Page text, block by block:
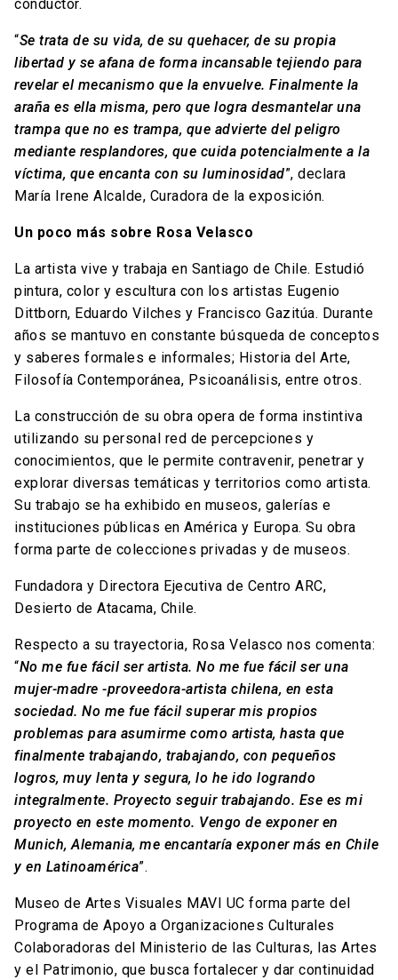
conductor.
“Se trata de su vida, de su quehacer, de su propia
libertad y se afana de forma incansable tejiendo para
revelar el mecanismo que la envuelve. Finalmente la
araña es ella misma, pero que logra desmantelar una
trampa que no es trampa, que advierte del peligro
mediante resplandores, que cuida potencialmente a la
víctima, que encanta con su luminosidad”, declara
María Irene Alcalde, Curadora de la exposición.
Un poco más sobre Rosa Velasco
La artista vive y trabaja en Santiago de Chile. Estudió
pintura, color y escultura con los artistas Eugenio
Dittborn, Eduardo Vilches y Francisco Gazitúa. Durante
años se mantuvo en constante búsqueda de conceptos
y saberes formales e informales; Historia del Arte,
Filosofía Contemporánea, Psicoanálisis, entre otros.
La construcción de su obra opera de forma instintiva
utilizando su personal red de percepciones y
conocimientos, que le permite contravenir, penetrar y
explorar diversas temáticas y territorios como artista.
Su trabajo se ha exhibido en museos, galerías e
instituciones públicas en América y Europa. Su obra
forma parte de colecciones privadas y de museos.
Fundadora y Directora Ejecutiva de Centro ARC,
Desierto de Atacama, Chile.
Respecto a su trayectoria, Rosa Velasco nos comenta:
“No me fue fácil ser artista. No me fue fácil ser una
mujer-madre -proveedora-artista chilena, en esta
sociedad. No me fue fácil superar mis propios
problemas para asumirme como artista, hasta que
finalmente trabajando, trabajando, con pequeños
logros, muy lenta y segura, lo he ido logrando
integralmente. Proyecto seguir trabajando. Ese es mi
proyecto en este momento. Vengo de exponer en
Munich, Alemania, me encantaría exponer más en Chile
y en Latinoamérica”.
Museo de Artes Visuales MAVI UC forma parte del
Programa de Apoyo a Organizaciones Culturales
Colaboradoras del Ministerio de las Culturas, las Artes
y el Patrimonio, que busca fortalecer y dar continuidad